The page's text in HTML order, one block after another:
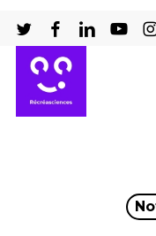
au
contenu
principal